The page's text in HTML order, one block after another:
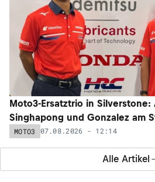
Alle Artikel
Moto3-Ersatztrio in Silverstone:
Singhapong und Gonzalez am
MOTO3 07.08.2026 - 12:14